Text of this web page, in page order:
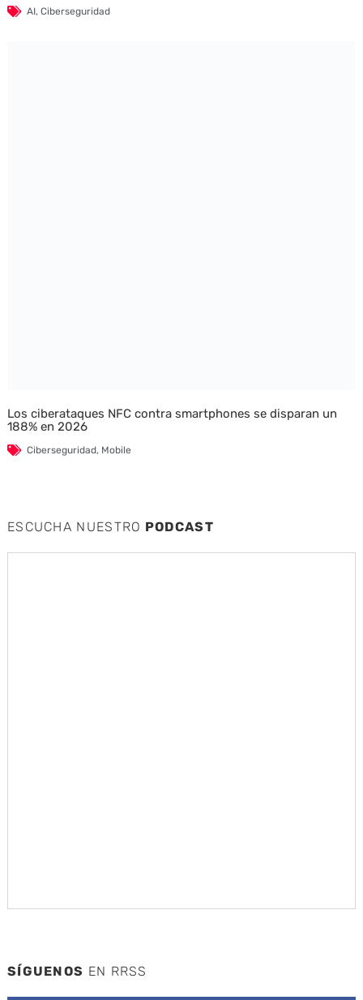
AI, Ciberseguridad
Los ciberataques NFC contra smartphones se disparan un
188% en 2026
Ciberseguridad, Mobile
ESCUCHA NUESTRO PODCAST
SÍGUENOS EN RRSS